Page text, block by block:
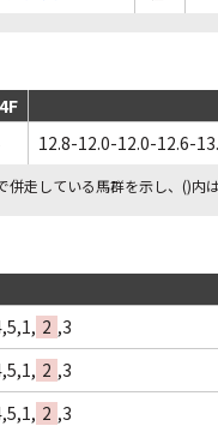
12.8-12.0-12.0-12.6-
併走している馬群を示し、()内
2 ,3
2 ,3
2 ,3